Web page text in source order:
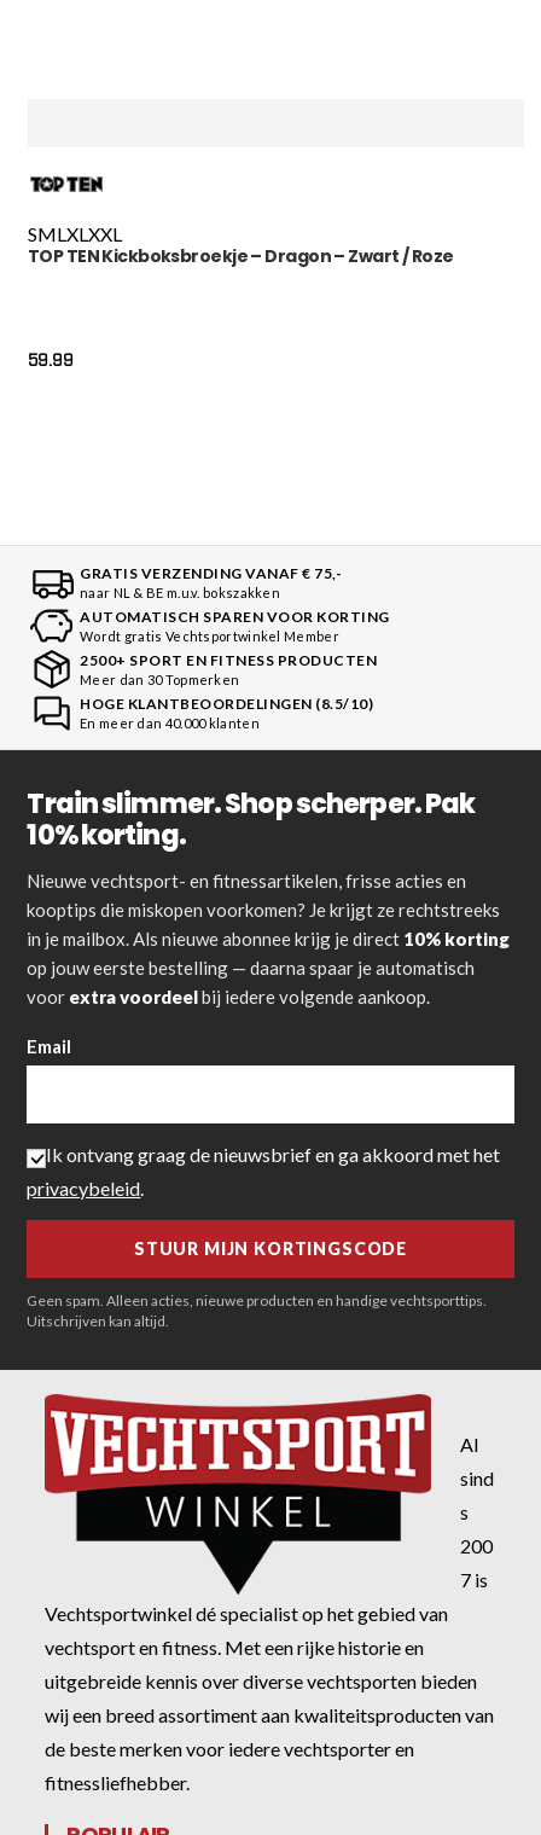
SML XL XXL
TOP TEN Kickboksbroekje – Dragon – Zwart / Roze
59.99
GRATIS VERZENDING VANAF € 75,-
naar NL & BE m.u.v. bokszakken
AUTOMATISCH SPAREN VOOR KORTING
Wordt gratis Vechtsportwinkel Member
2500+ SPORT EN FITNESS PRODUCTEN
Meer dan 30 Topmerken
HOGE KLANTBEOORDELINGEN (8.5/10)
En meer dan 40.000 klanten
Train slimmer. Shop scherper. Pak
10% korting.
Nieuwe vechtsport- en fitnessartikelen, frisse acties en
kooptips die miskopen voorkomen? Je krijgt ze rechtstreeks
in je mailbox. Als nieuwe abonnee krijg je direct 10% korting
op jouw eerste bestelling — daarna spaar je automatisch
voor extra voordeelbij iedere volgende aankoop.
Email
Ik ontvang graag de nieuwsbrief en ga akkoord met het
privacybeleid
Geen spam. Alleen acties, nieuwe producten en handige vechtsporttips.
Uitschrijven kan altijd.
Al
sind
s
200
7 is
Vechtsportwinkel dé specialist op het gebied van
vechtsport en fitness. Met een rijke historie en
uitgebreide kennis over diverse vechtsporten bieden
wij een breed assortiment aan kwaliteitsproducten van
de beste merken voor iedere vechtsporter en
fitnessliefhebber.